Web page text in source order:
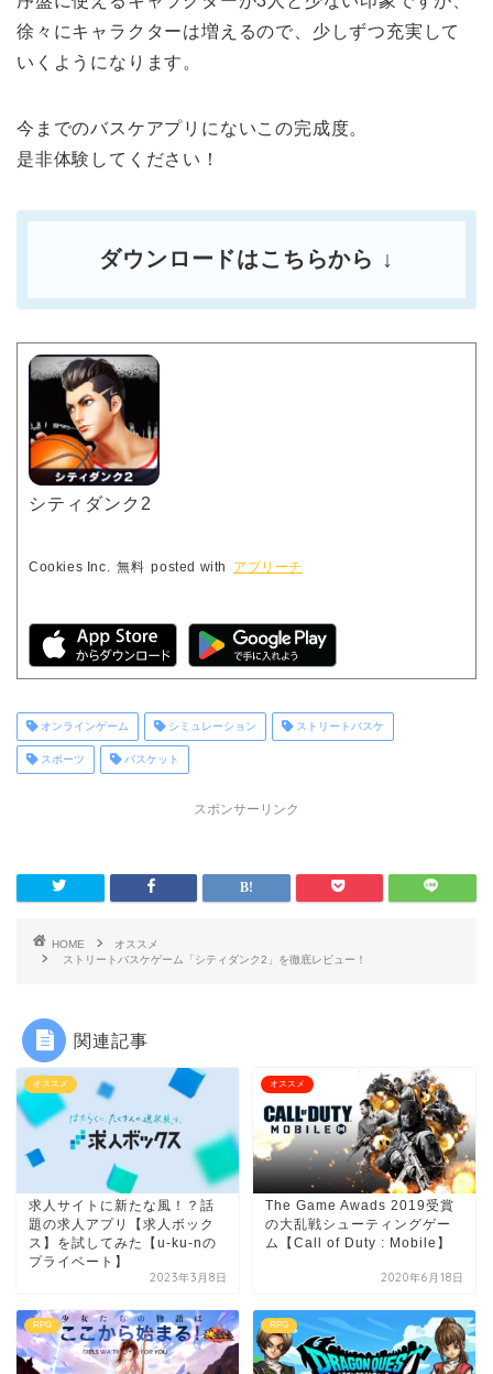
徐々にキャラクターは増えるので、少しずつ充実して
いくようになります。
今までのバスケアプリにないこの完成度。
是非体験してください！
ダウンロードはこちらから ↓
シティダンク2
Cookies Inc. 無料 posted with アプリーチ
オンラインゲーム シミュレーション ストリートバスケ
スポーツ バスケット
スポンサーリンク
HOME
オススメ
ストリートバスケゲーム「シティダンク2」を徹底レビュー！
関連記事
オススメ
求人サイトに新たな風！？話
題の求人アプリ【求人ボック
ス】を試してみた【u-ku-nの
プライベート】
2023年3月8日
オススメ
The Game Awads 2019受賞
の大乱戦シューティングゲー
ム【Call of Duty : Mobile】
2020年6月18日
RPG RPG